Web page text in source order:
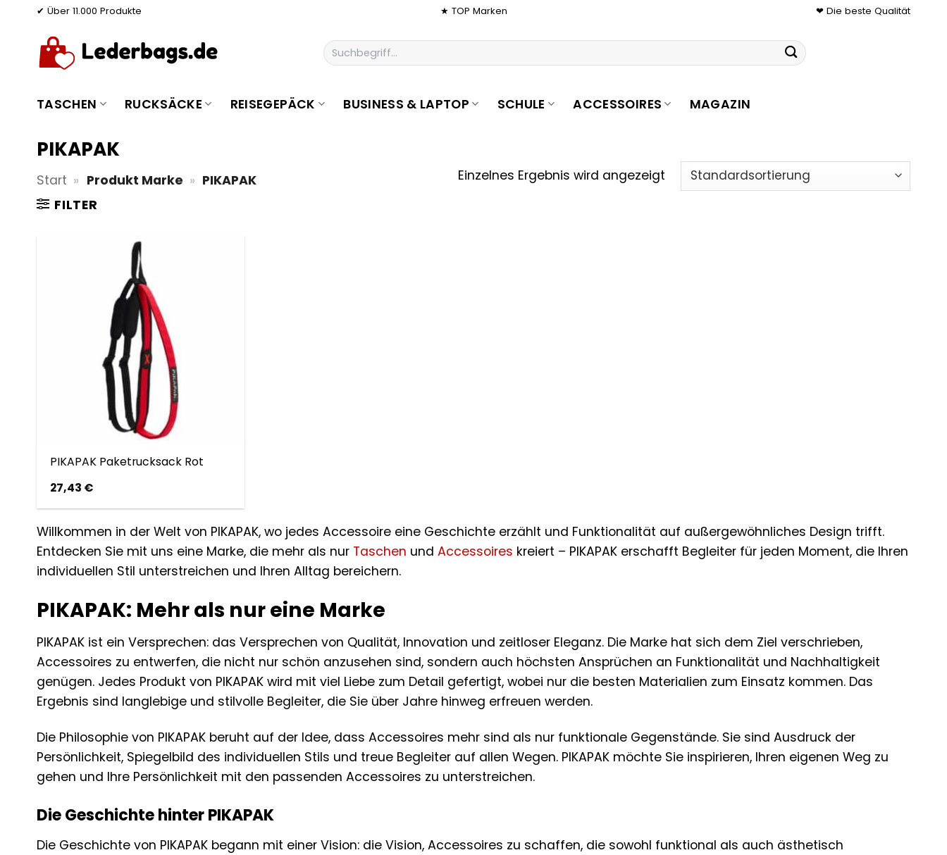
springen
✔ Über 11.000 Produkte ★ TOP Marken ❤ Die beste Qualität
Suchen
nach:
TASCHEN RUCKSÄCKE REISEGEPÄCK BUSINESS & LAPTOP SCHULE ACCESSOIRES MAGAZIN
PIKAPAK
Start » Produkt Marke » PIKAPAK
FILTER
Einzelnes Ergebnis wird angezeigt
PIKAPAK Paketrucksack Rot
27,43 €
Willkommen in der Welt von PIKAPAK, wo jedes Accessoire eine Geschichte erzählt und Funktionalität auf außergewöhnliches Design trifft.
Entdecken Sie mit uns eine Marke, die mehr als nur Taschen und Accessoires kreiert – PIKAPAK erschafft Begleiter für jeden Moment, die Ihren
individuellen Stil unterstreichen und Ihren Alltag bereichern.
PIKAPAK: Mehr als nur eine Marke
PIKAPAK ist ein Versprechen: das Versprechen von Qualität, Innovation und zeitloser Eleganz. Die Marke hat sich dem Ziel verschrieben,
Accessoires zu entwerfen, die nicht nur schön anzusehen sind, sondern auch höchsten Ansprüchen an Funktionalität und Nachhaltigkeit
genügen. Jedes Produkt von PIKAPAK wird mit viel Liebe zum Detail gefertigt, wobei nur die besten Materialien zum Einsatz kommen. Das
Ergebnis sind langlebige und stilvolle Begleiter, die Sie über Jahre hinweg erfreuen werden.
Die Philosophie von PIKAPAK beruht auf der Idee, dass Accessoires mehr sind als nur funktionale Gegenstände. Sie sind Ausdruck der
Persönlichkeit, Spiegelbild des individuellen Stils und treue Begleiter auf allen Wegen. PIKAPAK möchte Sie inspirieren, Ihren eigenen Weg zu
gehen und Ihre Persönlichkeit mit den passenden Accessoires zu unterstreichen.
Die Geschichte hinter PIKAPAK
Die Geschichte von PIKAPAK begann mit einer Vision: die Vision, Accessoires zu schaffen, die sowohl funktional als auch ästhetisch